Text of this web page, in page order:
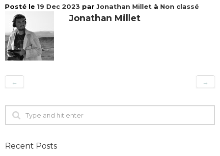
Posté le 19 Dec 2023 par Jonathan Millet à Non classé
Jonathan Millet
← →
Recent Posts